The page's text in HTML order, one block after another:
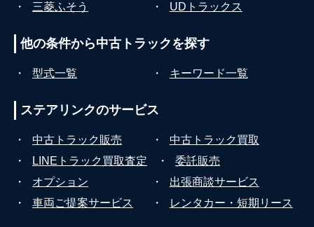
・
三菱ふそう ・ UDトラックス
他の条件から中古トラックを探す
・ 型式一覧 ・ キーワード一覧
ステアリンクのサービス
・ 中古トラック販売 ・
中古トラック買取
・
LINEトラック買取査定 ・
委託販売
・
オプション ・
出張商談サービス
・
車両ご提案サービス ・ レンタカー・短期リース